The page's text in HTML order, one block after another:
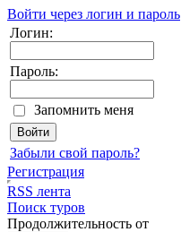
Войти через логин и пароль
Логин:
Пароль:
Запомнить меня
Забыли свой пароль?
Регистрация
RSS лента
Поиск туров
Продолжительность от